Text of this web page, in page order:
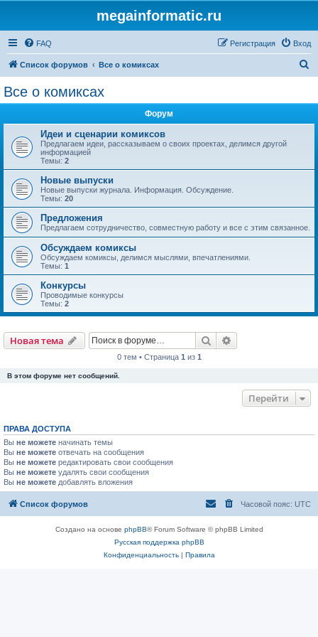
megainformatic.ru
FAQ Вход
Регистрация
Список форумов Все о комиксах
Все о комиксах
Форум
Идеи и сценарии комиксов
Предлагаем идеи, рассказываем о своих проектах, делимся другой
информацией
Темы: 2
Новые выпуски
Новые выпуски журнала. Информация. Обсуждение.
Темы: 20
Предложения
Предлагаем сотрудничество, совместную работу и все с этим связанное.
Обсуждаем комиксы
Обсуждаем комиксы, делимся мыслями, впечатлениями.
Темы: 1
Конкурсы
Проводимые конкурсы
Темы: 2
Новая тема Поиск
0 тем • Страница 1 из 1
В этом форуме нет сообщений.
Перейти
ПРАВА ДОСТУПА
Вы не можете начинать темы
Вы не можете отвечать на сообщения
Вы не можете редактировать свои сообщения
Вы не можете удалять свои сообщения
Вы не можете добавлять вложения
Список форумов Часовой пояс: UTC
Создано на основе phpBB® Forum Software © phpBB Limited
Русская поддержка phpBB
Конфиденциальность| Правила